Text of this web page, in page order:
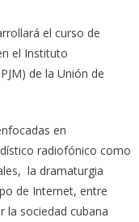
el curso de
el Instituto
de la Unión de
en
radiofónico como
la dramaturgia
de Internet, entre
la sociedad cubana